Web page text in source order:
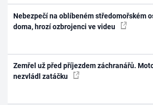
Nebezpečí na oblíbeném středomořském
doma, hrozí ozbrojenci ve videu
Zemřel už před příjezdem záchranářů.
nezvládl zatáčku